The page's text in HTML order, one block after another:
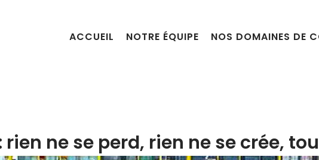
ACCUEIL NOTRE ÉQUIPE NOS DOMAINES DE
rien ne se perd, rien ne se crée,